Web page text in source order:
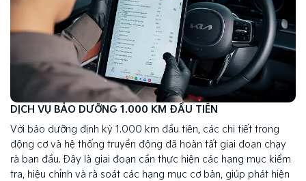
DỊCH VỤ BẢO DƯỠNG 1.000 KM ĐẦU TIÊN
Với bảo dưỡng định kỳ 1.000 km đầu tiên, các chi tiết trong
động cơ và hệ thống truyền động đã hoàn tất giai đoạn chạy
rà ban đầu. Đây là giai đoạn cần thực hiện các hạng mục kiểm
tra, hiệu chỉnh và rà soát các hạng mục cơ bản, giúp phát hiện